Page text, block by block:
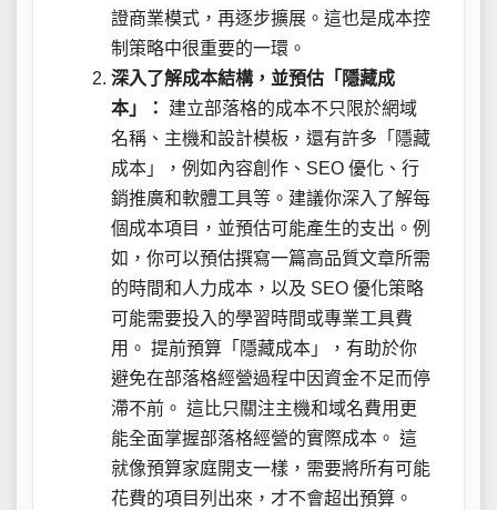
證商業模式，再逐步擴展。這也是成本控
制策略中很重要的一環。
深入了解成本結構，並預估「隱藏成
本」：
建立部落格的成本不只限於網域
名稱、主機和設計模板，還有許多「隱藏
成本」，例如內容創作、SEO 優化、行
銷推廣和軟體工具等。建議你深入了解每
個成本項目，並預估可能產生的支出。例
如，你可以預估撰寫一篇高品質文章所需
的時間和人力成本，以及 SEO 優化策略
可能需要投入的學習時間或專業工具費
用。 提前預算「隱藏成本」，有助於你
避免在部落格經營過程中因資金不足而停
滯不前。 這比只關注主機和域名費用更
能全面掌握部落格經營的實際成本。 這
就像預算家庭開支一樣，需要將所有可能
花費的項目列出來，才不會超出預算。